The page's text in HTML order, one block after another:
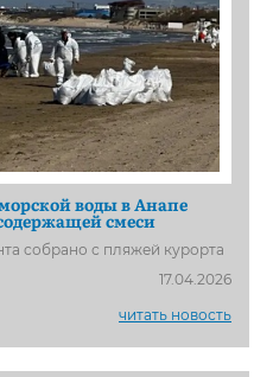
воды в Анапе
смеси
собрано с пляжей курорта
17.04.2026
читать новость